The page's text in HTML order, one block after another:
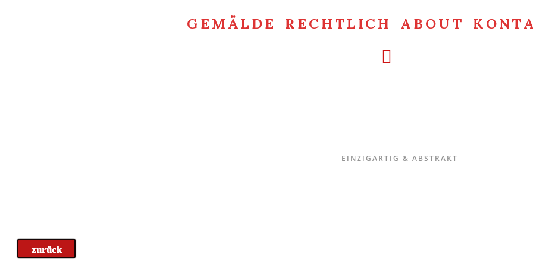
GEMÄLDE RECHTLICH ABOUT
EINZIGARTIG & ABSTRAKT
zurück